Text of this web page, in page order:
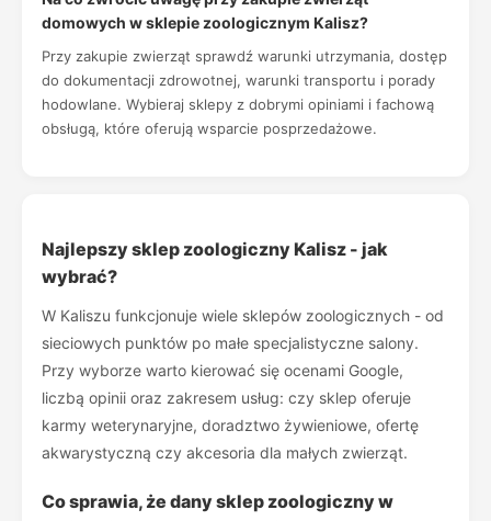
domowych w sklepie zoologicznym Kalisz?
Przy zakupie zwierząt sprawdź warunki utrzymania, dostęp
do dokumentacji zdrowotnej, warunki transportu i porady
hodowlane. Wybieraj sklepy z dobrymi opiniami i fachową
obsługą, które oferują wsparcie posprzedażowe.
Najlepszy sklep zoologiczny Kalisz - jak
wybrać?
W Kaliszu funkcjonuje wiele sklepów zoologicznych - od
sieciowych punktów po małe specjalistyczne salony.
Przy wyborze warto kierować się ocenami Google,
liczbą opinii oraz zakresem usług: czy sklep oferuje
karmy weterynaryjne, doradztwo żywieniowe, ofertę
akwarystyczną czy akcesoria dla małych zwierząt.
Co sprawia, że dany sklep zoologiczny w